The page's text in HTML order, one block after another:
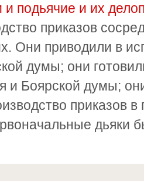
подьячие и их
приказов
Они приводили в
думы; они
и Боярской думы;
приказов
дьяки